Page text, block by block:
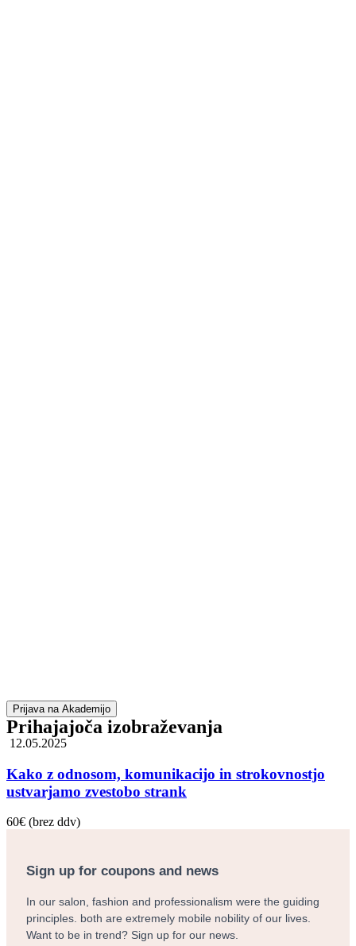
Prijava na Akademijo
Prihajajoča izobraževanja
12.05.2025
Kako z odnosom, komunikacijo in strokovnostjo
ustvarjamo zvestobo strank
60€ (brez ddv)
Sign up for coupons and news
In our salon, fashion and professionalism were the guiding
principles. both are extremely mobile nobility of our lives.
Want to be in trend? Sign up for our news.